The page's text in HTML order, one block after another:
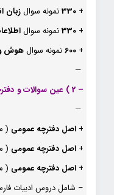
+
330نمونه سوالزبان
+
330نمونه سوال
+
600نمونه سوالهوش و
—
– 2 ) عین سوالات و دفترچه سوالات سه دوره گذشته :
—
+اصل دفترچه عمومی (
+اصل دفترچه عمومی (
+اصل دفترچه عمومی (
– شامل دروس ادبیات